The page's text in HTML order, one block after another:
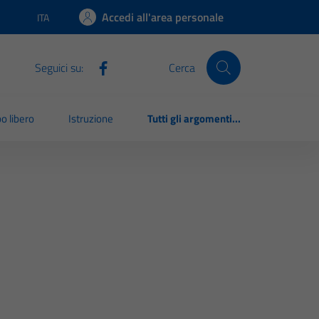
Lingua attiva:
ITA Accedi all'area personale
Seguici su: Cerca
libero Istruzione Tutti gli argomenti...